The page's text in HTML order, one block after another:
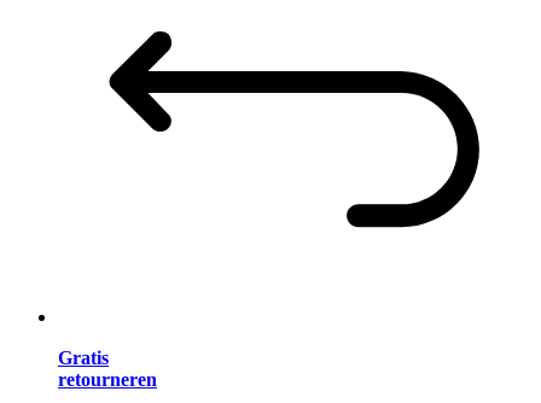
Gratis
retourneren